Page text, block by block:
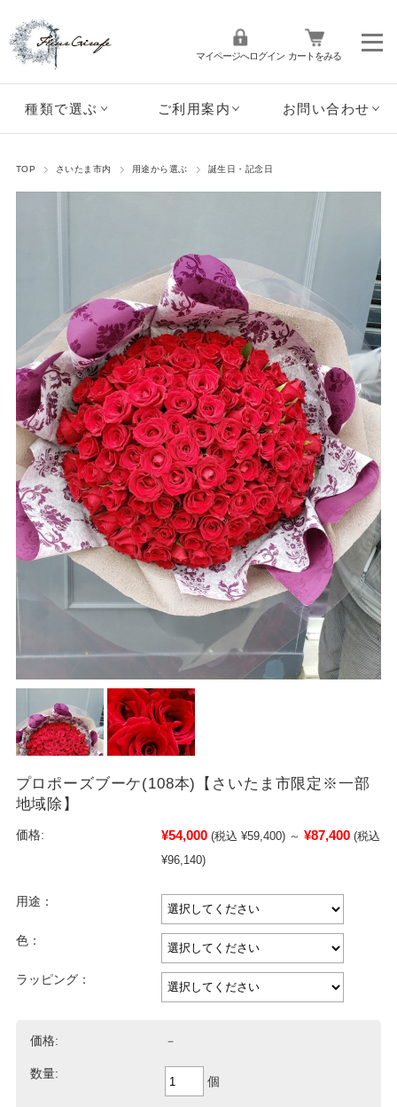
マイページへログイン カートをみる
種類で選ぶ ご利用案内 お問い合わせ
TOP さいたま市内 用途から選ぶ 誕生日・記念日
プロポーズブーケ(108本)【さいたま市限定※一部
地域除】
価格: ¥54,000 (税込 ¥59,400) ～ ¥87,400 (税込
¥96,140)
用途：
色：
ラッピング：
価格: －
数量:
個